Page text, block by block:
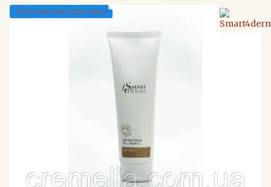
Безкоштовна Доставка